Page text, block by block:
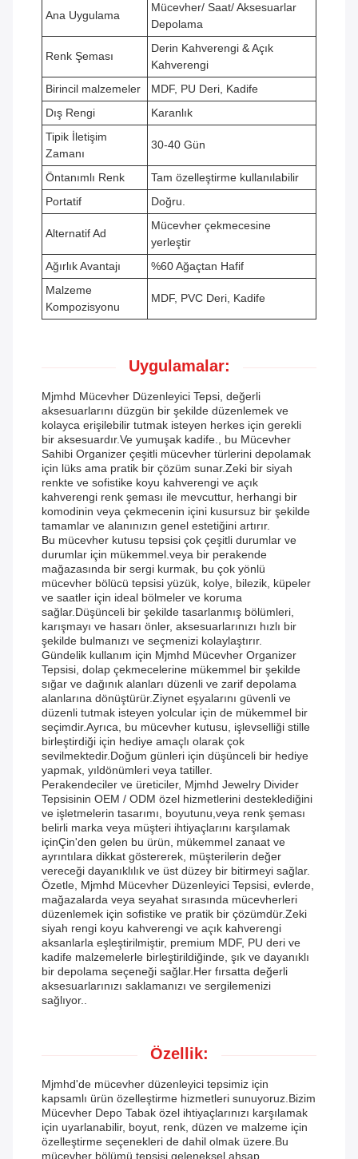
Ana Uygulama
Mücevher/ Saat/ Aksesuarlar
Depolama
Renk Şeması
Derin Kahverengi & Açık
Kahverengi
Birincil malzemeler
MDF, PU Deri, Kadife
Dış Rengi
Karanlık
Tipik İletişim
Zamanı
30-40 Gün
Öntanımlı Renk
Tam özelleştirme kullanılabilir
Portatif
Doğru.
Alternatif Ad
Mücevher çekmecesine
yerleştir
Ağırlık Avantajı
%60 Ağaçtan Hafif
Malzeme
Kompozisyonu
MDF, PVC Deri, Kadife
Uygulamalar:
Mjmhd Mücevher Düzenleyici Tepsi, değerli
aksesuarlarını düzgün bir şekilde düzenlemek ve
kolayca erişilebilir tutmak isteyen herkes için gerekli
bir aksesuardır.Ve yumuşak kadife., bu Mücevher
Sahibi Organizer çeşitli mücevher türlerini depolamak
için lüks ama pratik bir çözüm sunar.Zeki bir siyah
renkte ve sofistike koyu kahverengi ve açık
kahverengi renk şeması ile mevcuttur, herhangi bir
komodinin veya çekmecenin içini kusursuz bir şekilde
tamamlar ve alanınızın genel estetiğini artırır.
Bu mücevher kutusu tepsisi çok çeşitli durumlar ve
durumlar için mükemmel.veya bir perakende
mağazasında bir sergi kurmak, bu çok yönlü
mücevher bölücü tepsisi yüzük, kolye, bilezik, küpeler
ve saatler için ideal bölmeler ve koruma
sağlar.Düşünceli bir şekilde tasarlanmış bölümleri,
karışmayı ve hasarı önler, aksesuarlarınızı hızlı bir
şekilde bulmanızı ve seçmenizi kolaylaştırır.
Gündelik kullanım için Mjmhd Mücevher Organizer
Tepsisi, dolap çekmecelerine mükemmel bir şekilde
sığar ve dağınık alanları düzenli ve zarif depolama
alanlarına dönüştürür.Ziynet eşyalarını güvenli ve
düzenli tutmak isteyen yolcular için de mükemmel bir
seçimdir.Ayrıca, bu mücevher kutusu, işlevselliği stille
birleştirdiği için hediye amaçlı olarak çok
sevilmektedir.Doğum günleri için düşünceli bir hediye
yapmak, yıldönümleri veya tatiller.
Perakendeciler ve üreticiler, Mjmhd Jewelry Divider
Tepsisinin OEM / ODM özel hizmetlerini desteklediğini
ve işletmelerin tasarımı, boyutunu,veya renk şeması
belirli marka veya müşteri ihtiyaçlarını karşılamak
içinÇin'den gelen bu ürün, mükemmel zanaat ve
ayrıntılara dikkat göstererek, müşterilerin değer
vereceği dayanıklılık ve üst düzey bir bitirmeyi sağlar.
Özetle, Mjmhd Mücevher Düzenleyici Tepsisi, evlerde,
mağazalarda veya seyahat sırasında mücevherleri
düzenlemek için sofistike ve pratik bir çözümdür.Zeki
siyah rengi koyu kahverengi ve açık kahverengi
aksanlarla eşleştirilmiştir, premium MDF, PU deri ve
kadife malzemelerle birleştirildiğinde, şık ve dayanıklı
bir depolama seçeneği sağlar.Her fırsatta değerli
aksesuarlarınızı saklamanızı ve sergilemenizi
sağlıyor..
Özellik:
Mjmhd'de mücevher düzenleyici tepsimiz için
kapsamlı ürün özelleştirme hizmetleri sunuyoruz.Bizim
Mücevher Depo Tabak özel ihtiyaçlarınızı karşılamak
için uyarlanabilir, boyut, renk, düzen ve malzeme için
özelleştirme seçenekleri de dahil olmak üzere.Bu
mücevher bölümü tepsisi geleneksel ahşap